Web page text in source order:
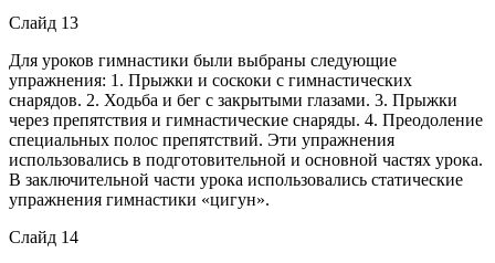
Слайд 13
Для уроков гимнастики были выбраны следующие
упражнения: 1. Прыжки и соскоки с гимнастических
снарядов. 2. Ходьба и бег с закрытыми глазами. 3. Прыжки
через препятствия и гимнастические снаряды. 4. Преодоление
специальных полос препятствий. Эти упражнения
использовались в подготовительной и основной частях урока.
В заключительной части урока использовались статические
упражнения гимнастики «цигун».
Слайд 14